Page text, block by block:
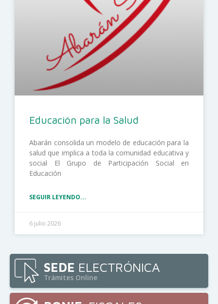
Educación para la Salud
Abarán consolida un modelo de educación para la
salud que implica a toda la comunidad educativa y
social El Grupo de Participación Social en
Educación
SEGUIR LEYENDO...
6 julio 2026
SEDE ELECTRÓNICA
Trámites Online